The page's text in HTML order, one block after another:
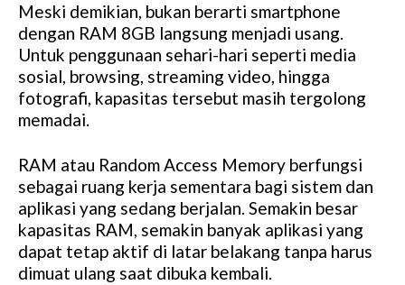
M
u
t
e
Meski demikian, bukan berarti smartphone
dengan RAM 8GB langsung menjadi usang.
Untuk penggunaan sehari-hari seperti media
sosial, browsing, streaming video, hingga
fotografi, kapasitas tersebut masih tergolong
memadai.
RAM atau Random Access Memory berfungsi
sebagai ruang kerja sementara bagi sistem dan
aplikasi yang sedang berjalan. Semakin besar
kapasitas RAM, semakin banyak aplikasi yang
dapat tetap aktif di latar belakang tanpa harus
dimuat ulang saat dibuka kembali.